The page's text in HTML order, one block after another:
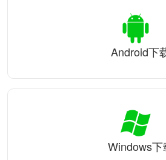
Android下
Windows下